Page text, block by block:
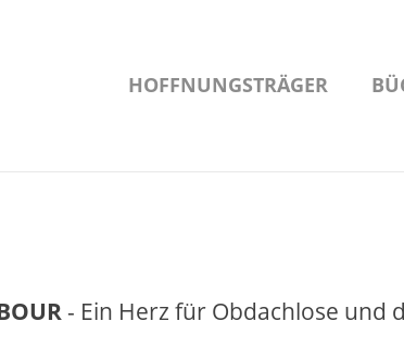
HOFFNUNGSTRÄGER
- Ein Herz für Obdachlose und